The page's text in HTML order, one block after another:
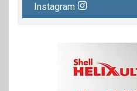
Instagram